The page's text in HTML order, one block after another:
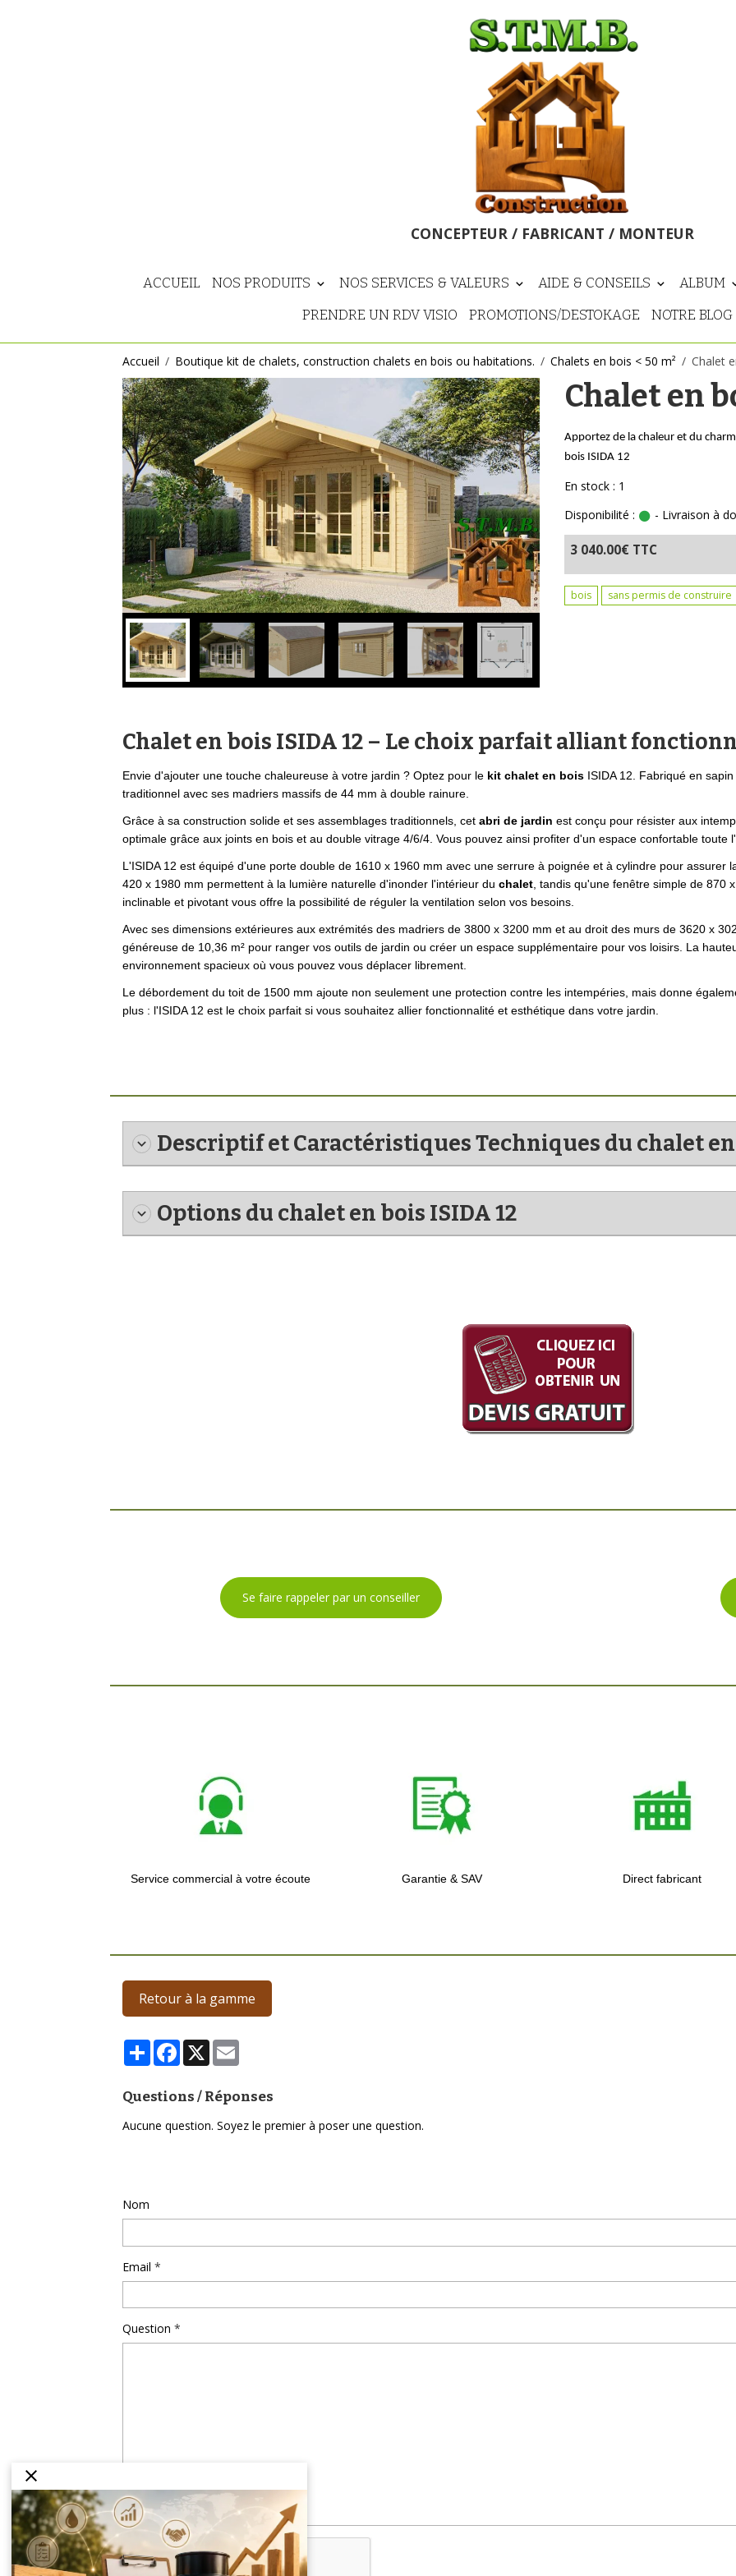
CONCEPTEUR / FABRICANT / MONTEUR
ACCUEIL NOS PRODUITS NOS SERVICES & VALEURS AIDE & CONSEILS ALBUM
PRENDRE UN RDV VISIO
PROMOTIONS/DESTOKAGE NOTRE BLOG
Accueil Boutique kit de chalets, construction chalets en bois ou habitations. Chalets en bois < 50 m² Chalet
Chalet en
Apportez de la chaleur et du
bois ISIDA 12
En stock : 1
Disponibilité :
- Livraison à
3 040.00€ TTC
bois sans permis de construire
Chalet en bois ISIDA 12 – Le choix parfait alliant
Envie d'ajouter une touche chaleureuse à votre jardin ? Optez pour le kit chalet en bois ISIDA 12. Fabriqué en
traditionnel avec ses madriers massifs de 44 mm à double rainure.
Grâce à sa construction solide et ses assemblages traditionnels, cetabri de jardin est conçu pour résister aux
optimale grâce aux joints en bois et au double vitrage 4/6/4. Vous pouvez ainsi profiter d'un espace confortable toute
L'ISIDA 12 est équipé d'une porte double de 1610 x 1960 mm avec une serrure à poignée et à cylindre pour assurer
420 x 1980 mm permettent à la lumière naturelle d'inonder l'intérieur duchalet, tandis qu'une fenêtre simple de 870
inclinable et pivotant vous offre la possibilité de réguler la ventilation selon vos besoins.
Avec ses dimensions extérieures aux extrémités des madriers de 3800 x 3200 mm et au droit des murs de 3620 x
généreuse de 10,36 m² pour ranger vos outils de jardin ou créer un espace supplémentaire pour vos loisirs. La
environnement spacieux où vous pouvez vous déplacer librement.
Le débordement du toit de 1500 mm ajoute non seulement une protection contre les intempéries, mais donne
plus : l'ISIDA 12 est le choix parfait si vous souhaitez allier fonctionnalité et esthétique dans votre jardin.
Descriptif et Caractéristiques Techniques du chalet en
Options du chalet en bois ISIDA 12
Se faire rappeler par un conseiller
Service commercial à votre écoute Garantie & SAV Direct fabricant
Retour à la gamme
PartagerFacebook
X
Questions / Réponses
Aucune question. Soyez le premier à poser une question.
Nom
Email
Question